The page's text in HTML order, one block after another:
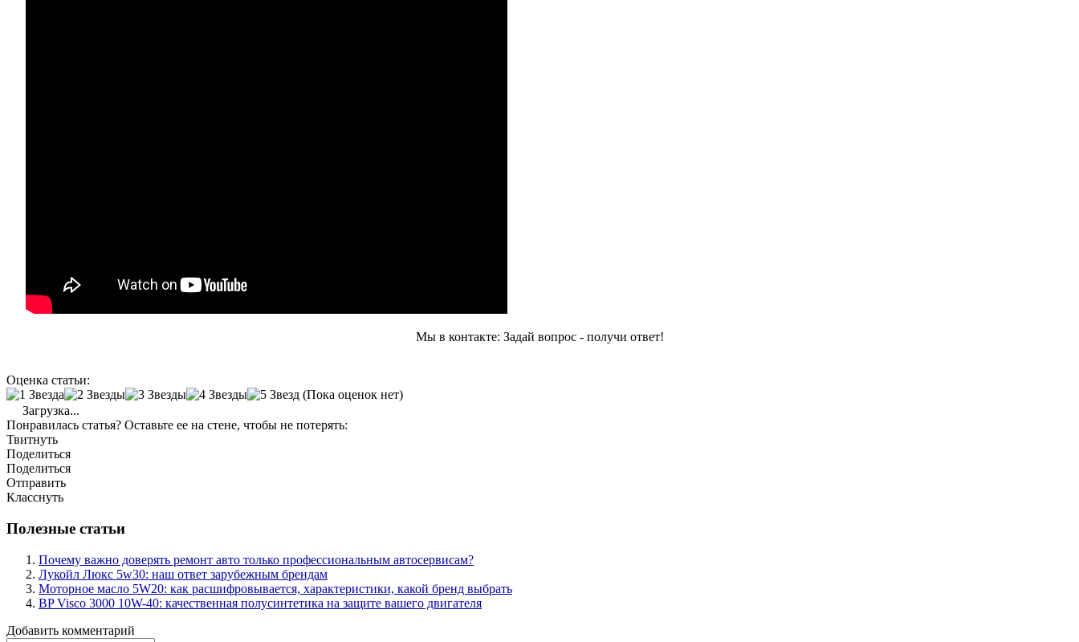
Мы в контакте: Задай вопрос - получи ответ!
Оценка статьи:
(Пока оценок нет)
Загрузка...
Понравилась статья? Оставьте ее на стене, чтобы не потерять:
Твитнуть
Поделиться
Поделиться
Отправить
Класснуть
Полезные статьи
Почему важно доверять ремонт авто только профессиональным автосервисам?
Лукойл Люкс 5w30: наш ответ зарубежным брендам
Моторное масло 5W20: как расшифровывается, характеристики, какой бренд выбрать
BP Visco 3000 10W-40: качественная полусинтетика на защите вашего двигателя
Добавить комментарий